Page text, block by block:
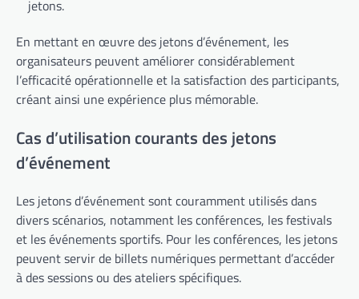
jetons.
En mettant en œuvre des jetons d’événement, les
organisateurs peuvent améliorer considérablement
l’efficacité opérationnelle et la satisfaction des participants,
créant ainsi une expérience plus mémorable.
Cas d’utilisation courants des jetons
d’événement
Les jetons d’événement sont couramment utilisés dans
divers scénarios, notamment les conférences, les festivals
et les événements sportifs. Pour les conférences, les jetons
peuvent servir de billets numériques permettant d’accéder
à des sessions ou des ateliers spécifiques.